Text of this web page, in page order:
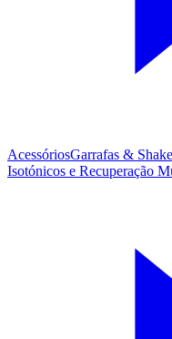
AcessóriosGarrafas &
Isotónicos e Recuperação